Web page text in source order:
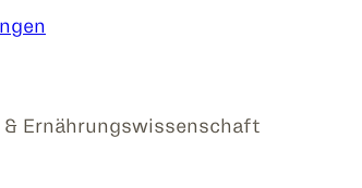
& Ernährungswissenschaft